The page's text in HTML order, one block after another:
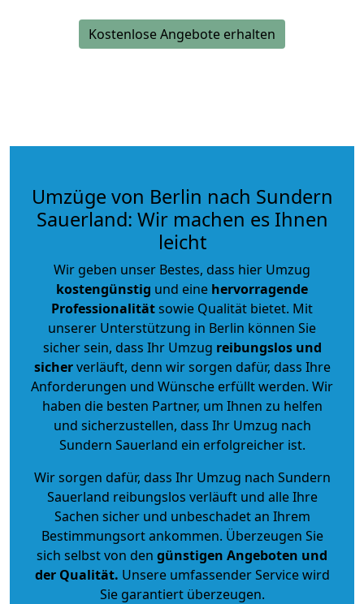
Kostenlose Angebote erhalten
Umzüge von Berlin nach Sundern
Sauerland: Wir machen es Ihnen
leicht
Wir geben unser Bestes, dass hier Umzug
kostengünstig und eine hervorragende
Professionalitätsowie Qualität bietet. Mit
unserer Unterstützung in Berlin können Sie
sicher sein, dass Ihr Umzug reibungslos und
sicherverläuft, denn wir sorgen dafür, dass Ihre
Anforderungen und Wünsche erfüllt werden. Wir
haben die besten Partner, um Ihnen zu helfen
und sicherzustellen, dass Ihr Umzug nach
Sundern Sauerland ein erfolgreicher ist.
Wir sorgen dafür, dass Ihr Umzug nach Sundern
Sauerland reibungslos verläuft und alle Ihre
Sachen sicher und unbeschadet an Ihrem
Bestimmungsort ankommen. Überzeugen Sie
sich selbst von den günstigen Angeboten und
der Qualität. Unsere umfassender Service wird
Sie garantiert überzeugen.